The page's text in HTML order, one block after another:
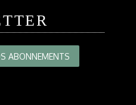
ABONNEMENTS